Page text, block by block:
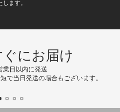
ます。
ぐにお届け
業日以内に発送
で当日発送の場合もございます。